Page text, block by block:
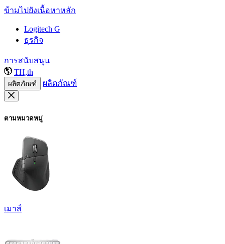
ข้ามไปยังเนื้อหาหลัก
Logitech G
ธุรกิจ
การสนับสนุน
TH,th
ผลิตภัณฑ์ ผลิตภัณฑ์
ตามหมวดหมู่
เมาส์